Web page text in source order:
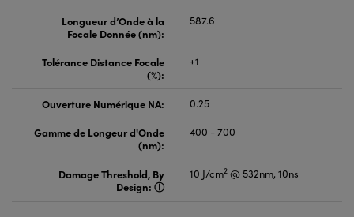
Longueur d’Onde à la
Focale Donnée (nm):
587.6
Tolérance Distance Focale
(%):
±1
Ouverture Numérique NA:
0.25
Gamme de Longeur d'Onde
(nm):
400 - 700
Damage Threshold, By
Design:
10 J/cm2 @ 532nm, 10ns